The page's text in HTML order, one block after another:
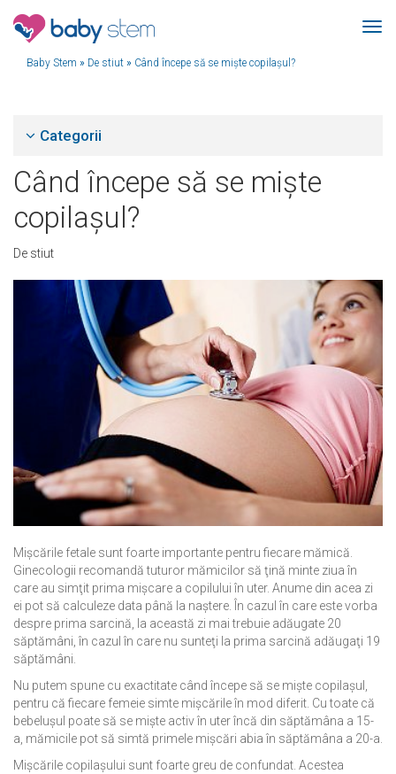
Baby Stem » De stiut » Când începe să se mişte copilaşul?
Categorii
Când începe să se mişte
copilaşul?
De stiut
Mişcările fetale sunt foarte importante pentru fiecare mămică.
Ginecologii recomandă tuturor mămicilor să ţină minte ziua în
care au simţit prima mişcare a copilului în uter. Anume din acea zi
ei pot să calculeze data până la naştere. În cazul în care este vorba
despre prima sarcină, la această zi mai trebuie adăugate 20
săptămâni, în cazul în care nu sunteţi la prima sarcină adăugaţi 19
săptămâni.
Nu putem spune cu exactitate când începe să se mişte copilaşul,
pentru că fiecare femeie simte mişcările în mod diferit. Cu toate că
bebeluşul poate să se mişte activ în uter încă din săptămâna a 15-
a, mămicile pot să simtă primele mişcări abia în săptămâna a 20-a.
Mişcările copilaşului sunt foarte greu de confundat. Acestea